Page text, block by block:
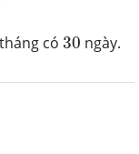
có 30
30 ngày.